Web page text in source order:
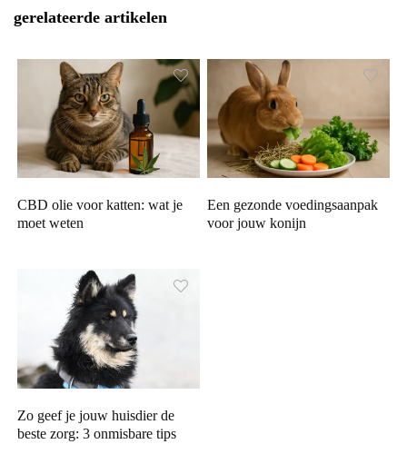
gerelateerde artikelen
CBD olie voor katten: wat je
moet weten
Een gezonde voedingsaanpak
voor jouw konijn
Zo geef je jouw huisdier de
beste zorg: 3 onmisbare tips